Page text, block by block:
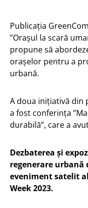
Publicația
”Orașul la scară
propune să
orașelor pentru a
urbană.
A doua inițiativă din
a fost conferința
durabilă”, care a
Dezbaterea și
regenerare urbană
eveniment satelit
Week 2023.